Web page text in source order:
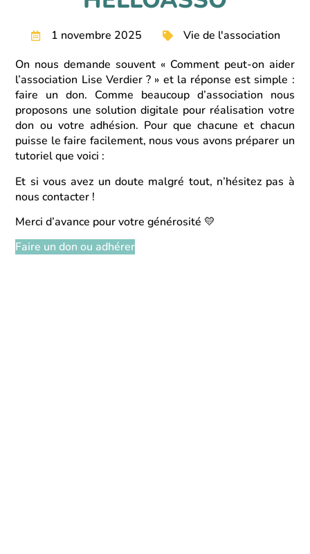
1 novembre 2025
Vie de l'association
On nous demande souvent « Comment peut-on aider
l’association Lise Verdier ? » et la réponse est simple :
faire un don. Comme beaucoup d’association nous
proposons une solution digitale pour réalisation votre
don ou votre adhésion. Pour que chacune et chacun
puisse le faire facilement, nous vous avons préparer un
tutoriel que voici :
Et si vous avez un doute malgré tout, n’hésitez pas à
nouscontacter !
Merci d’avance pour votre générosité 💛
Faire un don ou adhérer